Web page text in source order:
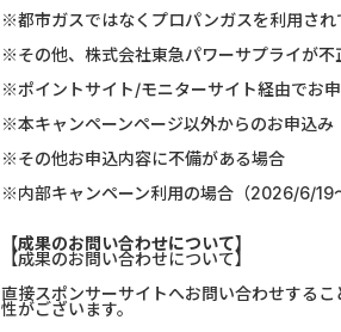
※都市ガスではなくプロパンガスを利用され
※その他、株式会社東急パワーサプライが不
※ポイントサイト/モニターサイト経由でお
※本キャンペーンページ以外からのお申込み
※その他お申込内容に不備がある場合
※内部キャンペーン利用の場合（2026/6/19
【成果のお問い合わせについて】
【成果のお問い合わせについて】
直接スポンサーサイトへお問い合わせする
性がございます。